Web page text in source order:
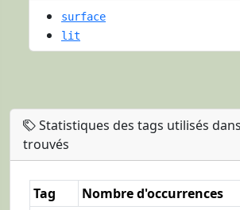
surface
lit
Statistiques des tags utilisés
trouvés
Tag
Nombre d'occurrences